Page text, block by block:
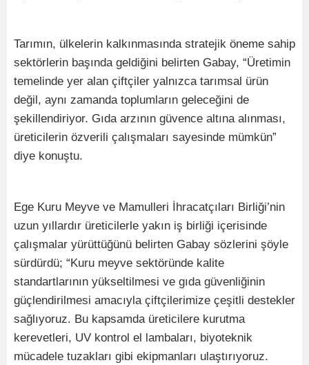
Tarımın, ülkelerin kalkınmasında stratejik öneme sahip
sektörlerin başında geldiğini belirten Gabay, “Üretimin
temelinde yer alan çiftçiler yalnızca tarımsal ürün
değil, aynı zamanda toplumların geleceğini de
şekillendiriyor. Gıda arzının güvence altına alınması,
üreticilerin özverili çalışmaları sayesinde mümkün”
diye konuştu.
Ege Kuru Meyve ve Mamulleri İhracatçıları Birliği’nin
uzun yıllardır üreticilerle yakın iş birliği içerisinde
çalışmalar yürüttüğünü belirten Gabay sözlerini şöyle
sürdürdü; “Kuru meyve sektöründe kalite
standartlarının yükseltilmesi ve gıda güvenliğinin
güçlendirilmesi amacıyla çiftçilerimize çeşitli destekler
sağlıyoruz. Bu kapsamda üreticilere kurutma
kerevetleri, UV kontrol el lambaları, biyoteknik
mücadele tuzakları gibi ekipmanları ulaştırıyoruz.